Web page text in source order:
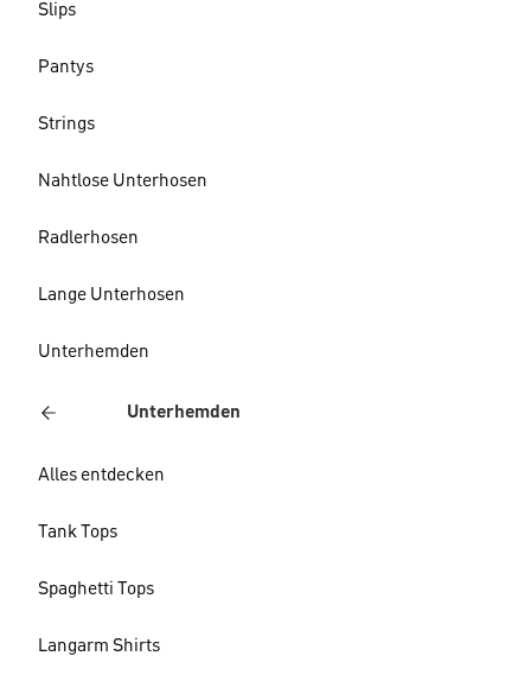
Slips
Pantys
Strings
Nahtlose Unterhosen
Radlerhosen
Lange Unterhosen
Unterhemden
Unterhemden
Alles entdecken
Tank Tops
Spaghetti Tops
Langarm Shirts